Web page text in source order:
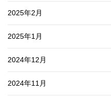
2025年2月
2025年1月
2024年12月
2024年11月